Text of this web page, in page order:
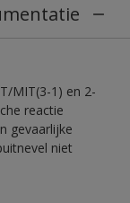
MIT(3-1) en 2-
reactie
gevaarlijke
niet